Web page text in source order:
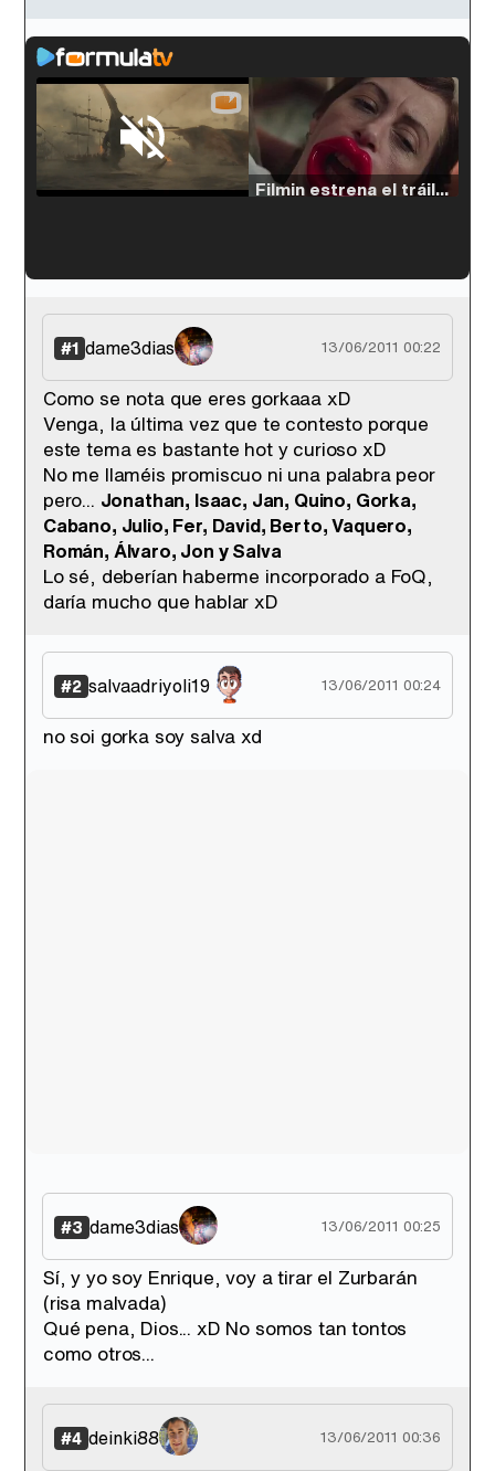
Loaded
33.30%
Filmin estrena el tráiler de 'Millennial Mal', su nueva comedia universitaria de la mano de Lorena Iglesias
'120 Minutos' celebra sus 2.000 programas en Telemadrid con un vídeo del día a día en la redacción
#1 dame3dias 13/06/2011 00:22
Como se nota que eres gorkaaa xD
Venga, la última vez que te contesto porque
este tema es bastante hot y curioso xD
No me llaméis promiscuo ni una palabra peor
pero... Jonathan, Isaac, Jan, Quino, Gorka,
Cabano, Julio, Fer, David, Berto, Vaquero,
Román, Álvaro, Jon y Salva
Lo sé, deberían haberme incorporado a FoQ,
daría mucho que hablar xD
#2 salvaadriyoli19 13/06/2011 00:24
no soi gorka soy salva xd
#3 dame3dias 13/06/2011 00:25
Sí, y yo soy Enrique, voy a tirar el Zurbarán
(risa malvada)
Qué pena, Dios... xD No somos tan tontos
como otros...
#4 deinki88 13/06/2011 00:36